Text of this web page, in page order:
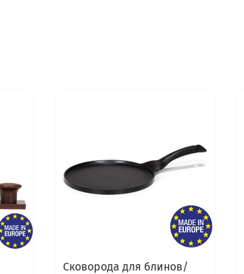
Сковорода для блинов/